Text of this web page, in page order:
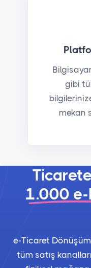
gibi
mekan
1.000
e-Ticaret
tüm satış